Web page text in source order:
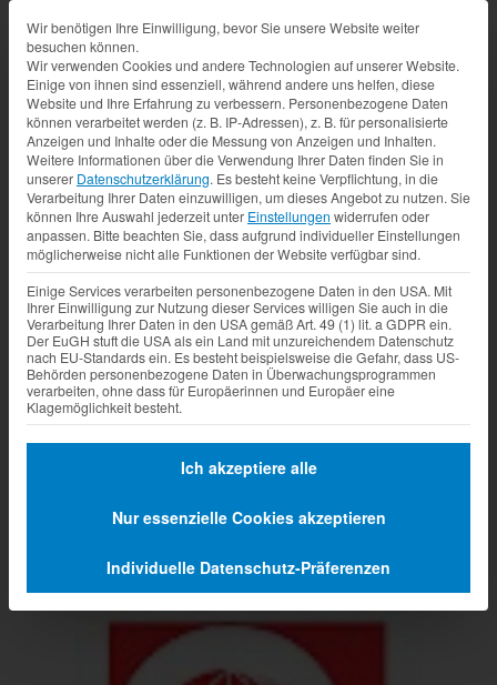
Datenschutz-Präferenz
Wir benötigen Ihre Einwilligung, bevor Sie unsere Website weiter
besuchen können.
Wir verwenden Cookies und andere Technologien auf unserer Website.
Einige von ihnen sind essenziell, während andere uns helfen, diese
Website und Ihre Erfahrung zu verbessern. Personenbezogene Daten
können verarbeitet werden (z. B. IP-Adressen), z. B. für personalisierte
Anzeigen und Inhalte oder die Messung von Anzeigen und Inhalten.
Weitere Informationen über die Verwendung Ihrer Daten finden Sie in
unserer Datenschutzerklärung. Es besteht keine Verpflichtung, in die
Verarbeitung Ihrer Daten einzuwilligen, um dieses Angebot zu nutzen. Sie
können Ihre Auswahl jederzeit unter Einstellungen widerrufen oder
anpassen. Bitte beachten Sie, dass aufgrund individueller Einstellungen
möglicherweise nicht alle Funktionen der Website verfügbar sind.
Einige Services verarbeiten personenbezogene Daten in den USA. Mit
Ihrer Einwilligung zur Nutzung dieser Services willigen Sie auch in die
Verarbeitung Ihrer Daten in den USA gemäß Art. 49 (1) lit. a GDPR ein.
Der EuGH stuft die USA als ein Land mit unzureichendem Datenschutz
nach EU-Standards ein. Es besteht beispielsweise die Gefahr, dass US-
Behörden personenbezogene Daten in Überwachungsprogrammen
verarbeiten, ohne dass für Europäerinnen und Europäer eine
Klagemöglichkeit besteht.
Ich akzeptiere alle
Nur essenzielle Cookies akzeptieren
Individuelle Datenschutz-Präferenzen